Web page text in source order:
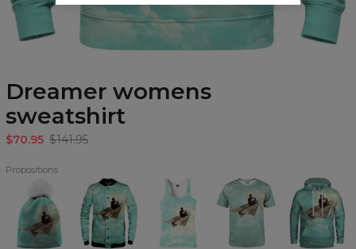
Dreamer womens
sweatshirt
$70.95 $141.95
Propositions
beanie
Dreamer
baseball
jacket
Dreamer
Tank
Top
Dreamer
T-
shirt
Dreamer
Hoodie